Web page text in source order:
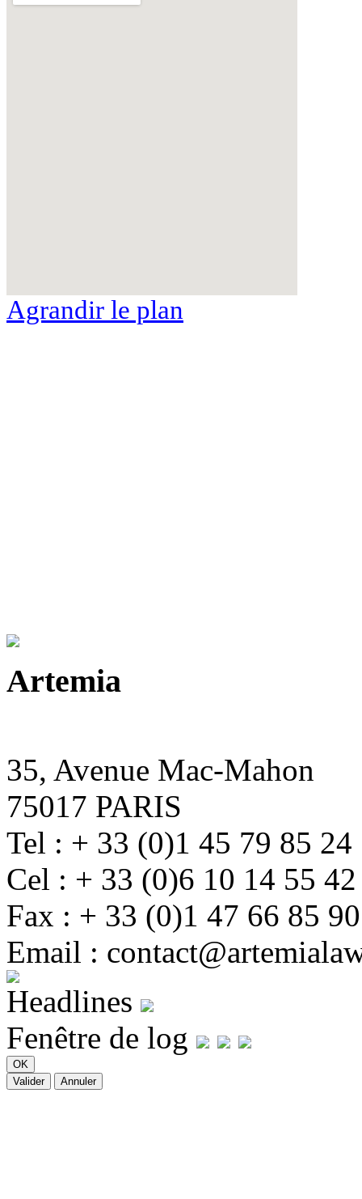
Agrandir le plan
Artemia
35, Avenue Mac-Mahon
75017 PARIS
Tel : + 33 (0)1 45 79 85 24
Cel : + 33 (0)6 10 14 55 42
Fax : + 33 (0)1 47 66 85 90
Email :
Headlines
Fenêtre de log